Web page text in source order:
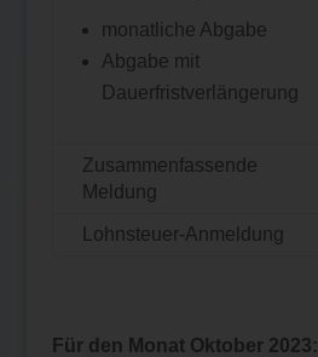
monatliche Abgabe
Abgabe mit
Dauerfristverlängerung
Zusammenfassende
Meldung
Lohnsteuer-Anmeldung
Für den Monat Oktober 2023: